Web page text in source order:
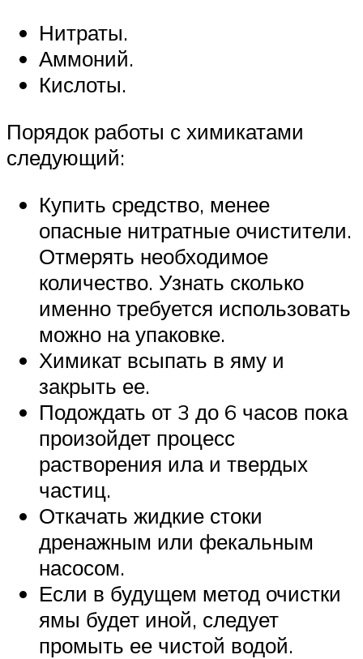
Нитраты.
Аммоний.
Кислоты.
Порядок работы с химикатами
следующий:
Купить средство, менее
опасные нитратные очистители.
Отмерять необходимое
количество. Узнать сколько
именно требуется использовать
можно на упаковке.
Химикат всыпать в яму и
закрыть ее.
Подождать от 3 до 6 часов пока
произойдет процесс
растворения ила и твердых
частиц.
Откачать жидкие стоки
дренажным или фекальным
насосом.
Если в будущем метод очистки
ямы будет иной, следует
промыть ее чистой водой.